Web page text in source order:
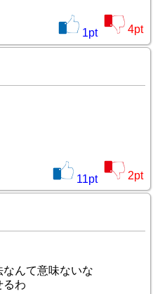
1pt 4pt
11pt 2pt
んて意味ないな
るわ